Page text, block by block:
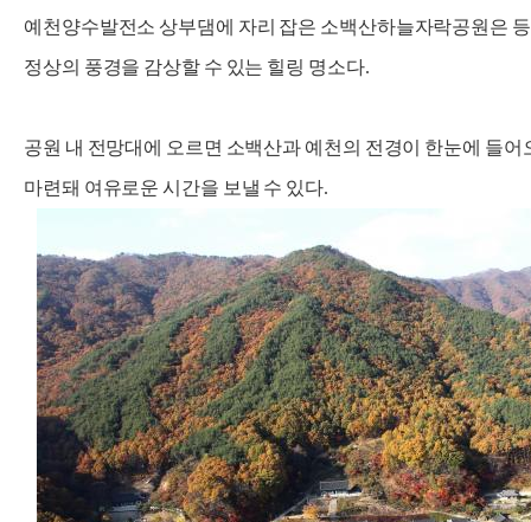
예천양수발전소 상부댐에 자리 잡은 소백산하늘자락공원은
정상의 풍경을 감상할 수 있는 힐링 명소다.
공원 내 전망대에 오르면 소백산과 예천의 전경이 한눈에 들
마련돼 여유로운 시간을 보낼 수 있다.